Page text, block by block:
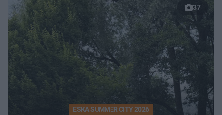
37
ESKA SUMMER CITY 2026